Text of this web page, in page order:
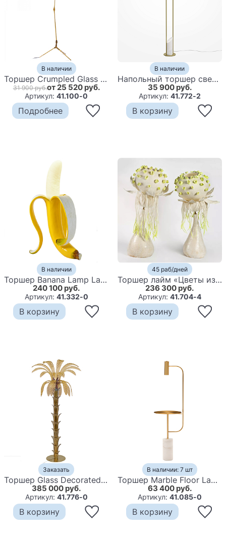
В наличии
Торшер Сrumpled Glass Bubble
31 900 руб.от 25 520 руб.
Артикул:41.100-0
Подробнее
В наличии
Напольный торшер светодионый золотой Lumen Duo
35 900 руб.
Артикул: 41.772-2
В корзину
В наличии
Торшер Banana Lamp Large
240 100 руб.
Артикул: 41.332-0
В корзину
45 раб/дней
Торшер лайм «Цветы из снов»
236 300 руб.
Артикул: 41.704-4
В корзину
Заказать
Торшер Glass Decorated Palm Floor Lamp Amber Листья Пальмы
385 000 руб.
Артикул: 41.776-0
В корзину
В наличии: 7 шт
Торшер Marble Floor Lamp
63 400 руб.
Артикул: 41.085-0
В корзину